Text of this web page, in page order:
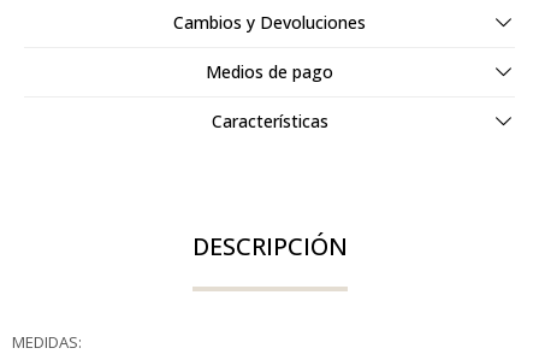
Cambios y Devoluciones
Medios de pago
Características
DESCRIPCIÓN
MEDIDAS: